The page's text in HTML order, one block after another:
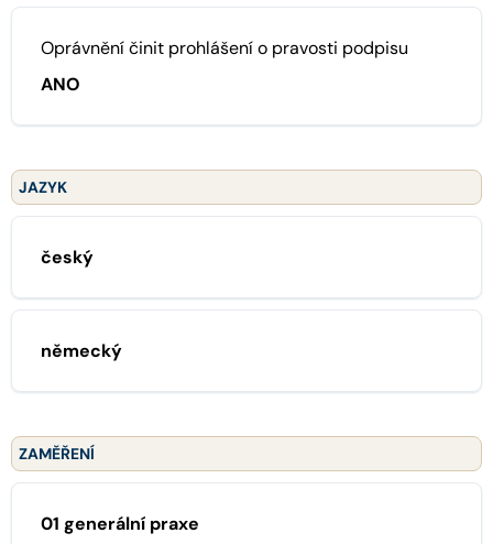
Oprávnění činit prohlášení o pravosti podpisu
ANO
JAZYK
český
německý
ZAMĚŘENÍ
01 generální praxe